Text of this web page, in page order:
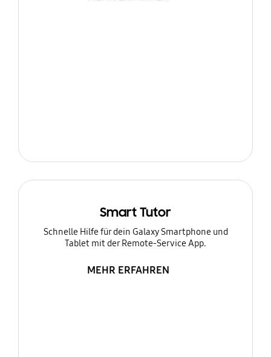
Smart Tutor
Schnelle Hilfe für dein Galaxy Smartphone und
Tablet mit der Remote-Service App.
MEHR ERFAHREN